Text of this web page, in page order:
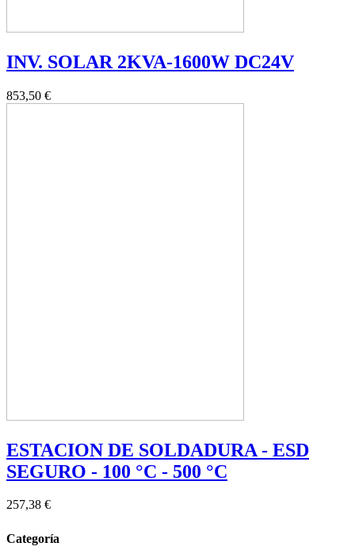
INV. SOLAR 2KVA-1600W DC24V
853,50 €
ESTACION DE SOLDADURA - ESD
SEGURO - 100 °C - 500 °C
257,38 €
Categoría